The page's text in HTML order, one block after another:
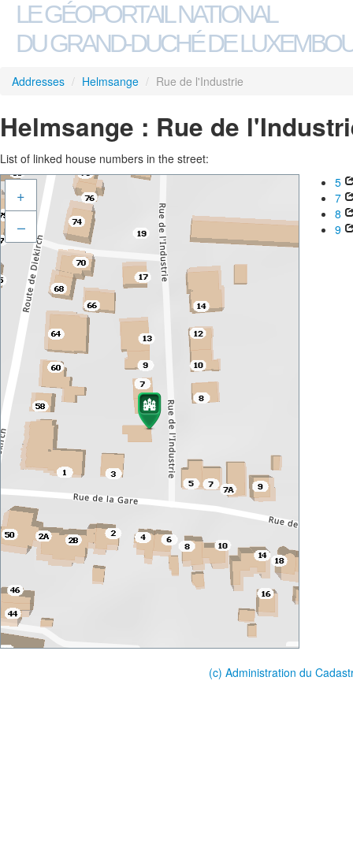
LE GÉOPORTAIL NATIONAL
DU GRAND-DUCHÉ DE
Addresses / Helmsange / Rue de l'Industrie
Helmsange : Rue de
List of linked house numbers in the street:
+
–
5
7
8
9
(c) Administration du